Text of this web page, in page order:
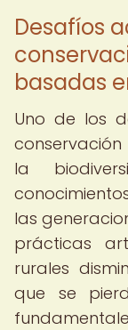
Desafíos
basadas
Uno de los
la
las
prácticas
rurales
que se